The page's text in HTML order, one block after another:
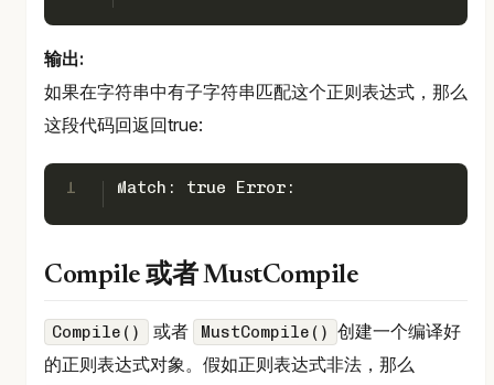
输出:
如果在字符串中有子字符串匹配这个正则表达式，那么
这段代码回返回true:
1 Match: true Error:
Compile 或者 MustCompile
Compile() 或者 MustCompile() 创建一个编译好
的正则表达式对象。假如正则表达式非法，那么